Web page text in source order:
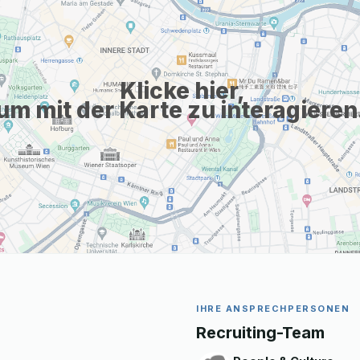
Klicke hier,
mit der Karte zu
IHRE ANSPRECHPERSONEN
Recruiting-Team